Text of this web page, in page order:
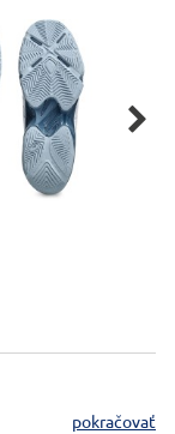

pokračovať